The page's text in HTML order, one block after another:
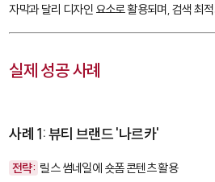
자막과 달리 디자인 요소로 활용되며, 검색 최
실제 성공 사례
사례 1: 뷰티 브랜드 '나르카'
전략: 릴스 썸네일에 숏폼 콘텐츠 활용